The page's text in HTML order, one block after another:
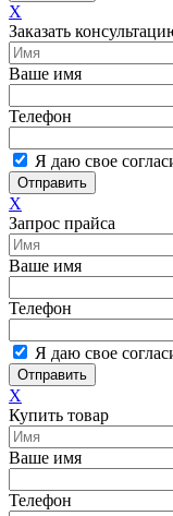
X
Заказать
Ваше имя
Телефон
Я даю свое
Отправить
X
Запрос прайса
Ваше имя
Телефон
Я даю свое
Отправить
X
Купить товар
Ваше имя
Телефон